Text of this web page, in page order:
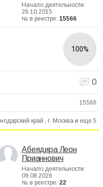
Начало деятельности:
26.10.2015
№ в реестре: 15566
100%
0
15566
край , г. Москва и еще 5
Абеядира Леон
Прианнович
Начало деятельности:
09.08.2026
№ в реестре: 22